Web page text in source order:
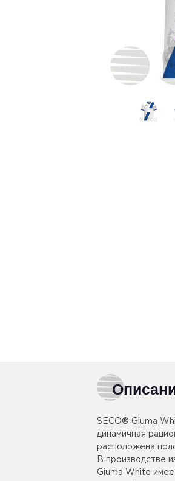
SECO® Giuma
динамичная
расположена
В производстве
Giuma White